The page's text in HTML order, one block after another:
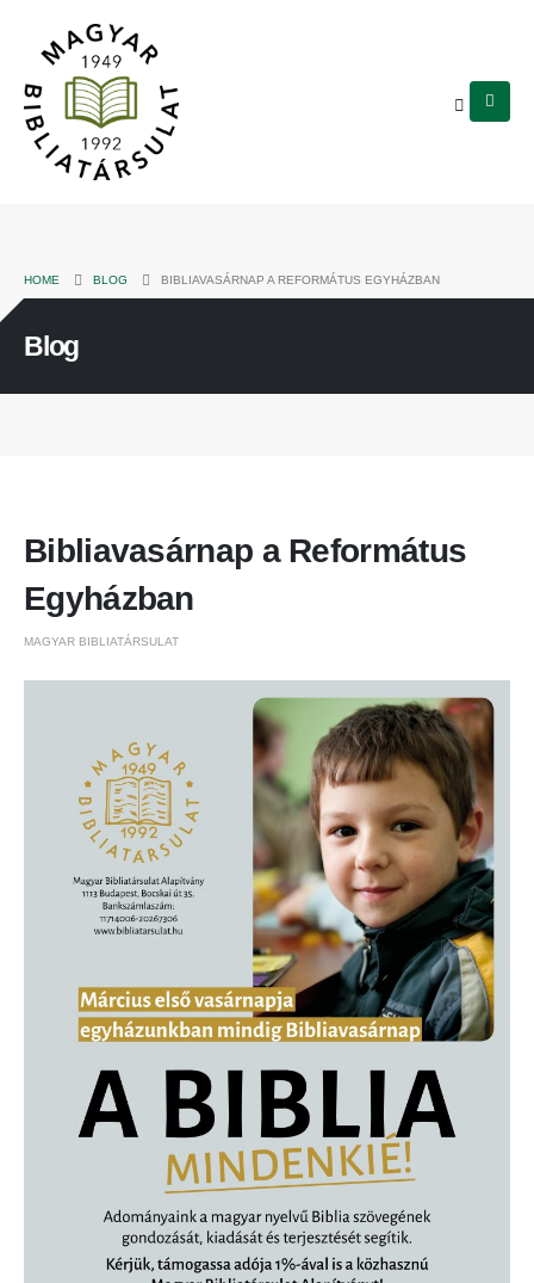
HOME BLOG BIBLIAVASÁRNAP A REFORMÁTUS EGYHÁZBAN
Blog
Bibliavasárnap a Református
Egyházban
MAGYAR BIBLIATÁRSULAT